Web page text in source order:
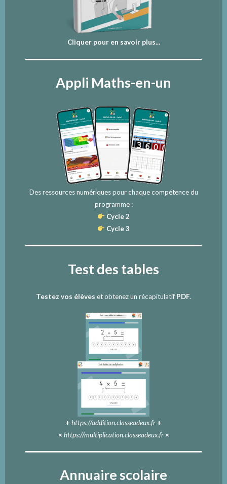
Cliquer pour en savoir plus...
Appli Maths-en-un
Des ressources numériques pour chaque compétence du
programme :
Cycle 2
Cycle 3
Test des tables
Testez vos élèves et obtenez un récapitulatif PDF.
+ https://addition.classeadeux.fr +
× https://multiplication.classeadeux.fr×
Annuaire scolaire